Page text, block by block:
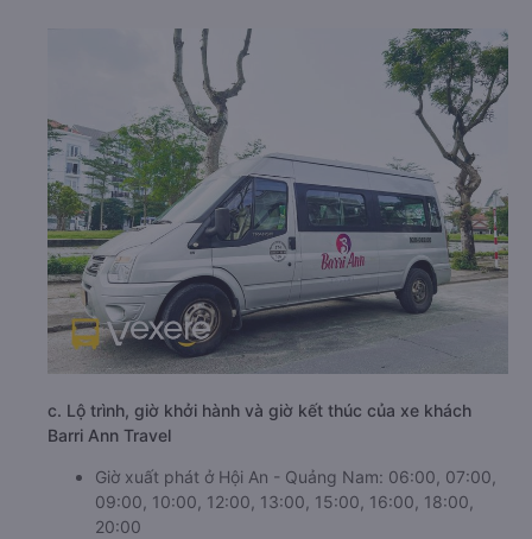
c. Lộ trình, giờ khởi hành và giờ kết thúc của xe khách
Barri Ann Travel
Giờ xuất phát ở Hội An - Quảng Nam: 06:00, 07:00,
09:00, 10:00, 12:00, 13:00, 15:00, 16:00, 18:00,
20:00